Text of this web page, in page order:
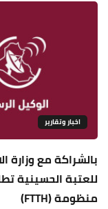
اخبار وتقارير
بالشراكة مع وزارة
للعتبة الحسينية
منظومة (FTTH)